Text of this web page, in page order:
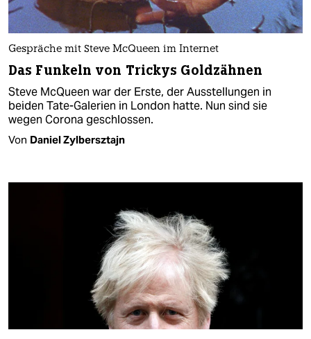
Gespräche mit Steve McQueen im Internet
Das Funkeln von Trickys Goldzähnen
Steve McQueen war der Erste, der Ausstellungen in
beiden Tate-Galerien in London hatte. Nun sind sie
wegen Corona geschlossen.
Von Daniel Zylbersztajn